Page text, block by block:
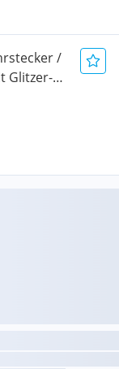
/
Glitzer-